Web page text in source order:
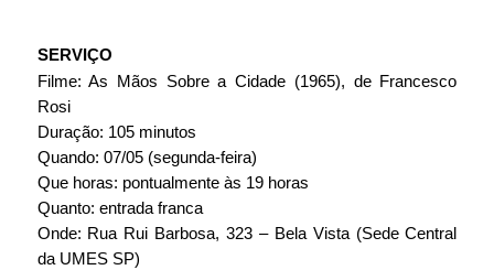
SERVIÇO
Filme: As Mãos Sobre a Cidade (1965), de Francesco
Rosi
Duração: 105 minutos
Quando: 07/05 (segunda-feira)
Que horas: pontualmente às 19 horas
Quanto: entrada franca
Onde: Rua Rui Barbosa, 323 – Bela Vista (Sede Central
da UMES SP)